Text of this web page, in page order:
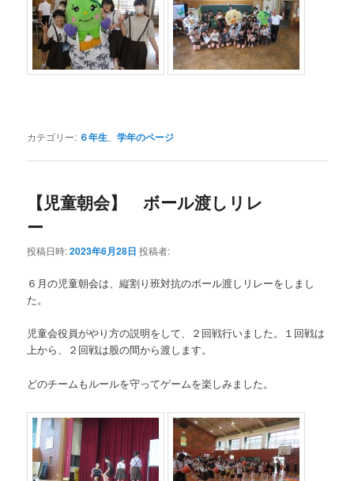
カテゴリー: ６年生 、学年のページ
【児童朝会】 ボール渡しリレ
ー
投稿日時:2023年6月28日 投稿者:
６月の児童朝会は、縦割り班対抗のボール渡しリレーをしまし
た。
児童会役員がやり方の説明をして、２回戦行いました。１回戦は
上から、２回戦は股の間から渡します。
どのチームもルールを守ってゲームを楽しみました。